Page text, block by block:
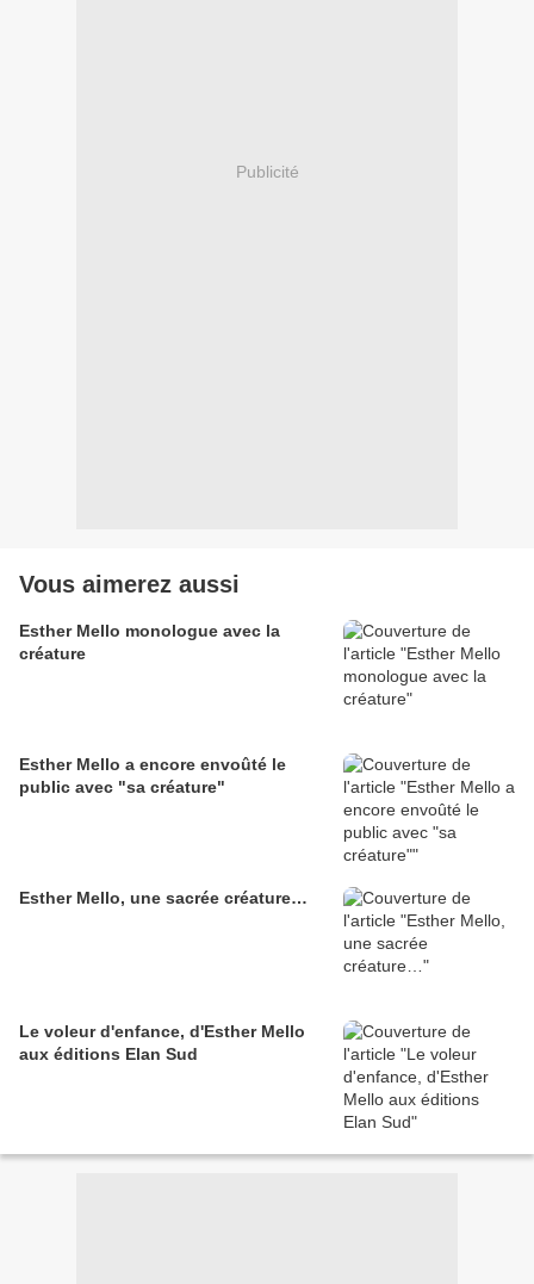
Publicité
Vous aimerez aussi
Esther Mello monologue avec la
créature
Esther Mello a encore envoûté le
public avec "sa créature"
Esther Mello, une sacrée créature…
Le voleur d'enfance, d'Esther Mello
aux éditions Elan Sud